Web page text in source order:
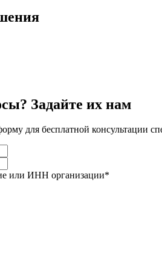
Задайте их нам
для бесплатной консультации
или ИНН организации*